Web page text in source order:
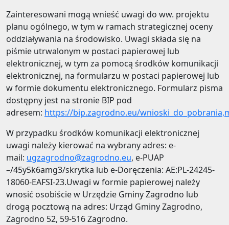
Zainteresowani mogą wnieść uwagi do ww. projektu
planu ogólnego, w tym w ramach strategicznej oceny
oddziaływania na środowisko. Uwagi składa się na
piśmie utrwalonym w postaci papierowej lub
elektronicznej, w tym za pomocą środków komunikacji
elektronicznej, na formularzu w postaci papierowej lub
w formie dokumentu elektronicznego. Formularz pisma
dostępny jest na stronie BIP pod
adresem: https://bip.zagrodno.eu/
W przypadku środków komunikacji elektronicznej
uwagi należy kierować na wybrany adres: e-
mail: ugzagrodno@zagrodno.eu, e-PUAP
–/45y5k6amg3/skrytka lub e-Doręczenia: AE:PL-24245-
18060-EAFSI-23.Uwagi w formie papierowej należy
wnosić osobiście w Urzędzie Gminy Zagrodno lub
drogą pocztową na adres: Urząd Gminy Zagrodno,
Zagrodno 52, 59-516 Zagrodno.